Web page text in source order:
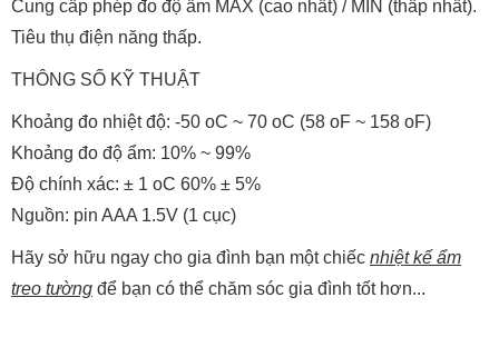
Cung cấp phép đo độ ẩm MAX (cao nhất) / MIN (thấp nhất).
Tiêu thụ điện năng thấp.
THÔNG SỐ KỸ THUẬT
Khoảng đo nhiệt độ: -50 oC ~ 70 oC (58 oF ~ 158 oF)
Khoảng đo độ ẩm: 10% ~ 99%
Độ chính xác: ± 1 oC 60% ± 5%
Nguồn: pin AAA 1.5V (1 cục)
Hãy sở hữu ngay cho gia đình bạn một chiếc nhiệt kế ẩm
treo tường để bạn có thể chăm sóc gia đình tốt hơn...